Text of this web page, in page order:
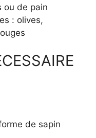
ou de pain
: olives,
de sapin